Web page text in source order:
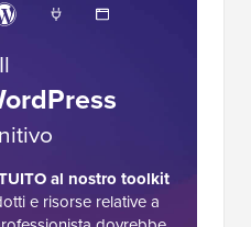
Il
al nostro toolkit
e risorse relative a